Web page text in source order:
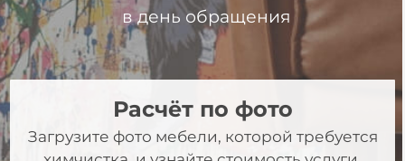
Расчёт по фото
Загрузите фото мебели, которой требуется
в день обращения